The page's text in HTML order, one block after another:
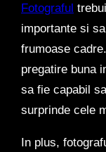
Fotograful
importante si
frumoase
pregatire buna
sa fie capabil
surprinde cele
In plus,